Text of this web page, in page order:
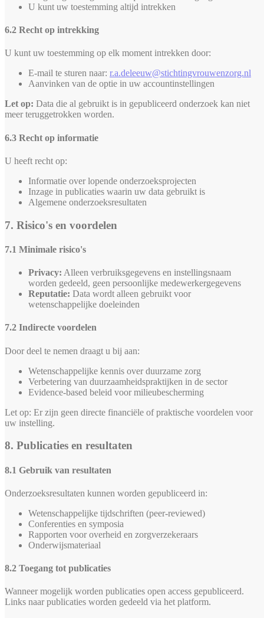
U kunt uw toestemming altijd intrekken
6.2 Recht op intrekking
U kunt uw toestemming op elk moment intrekken door:
E-mail te sturen naar: r.a.deleeuw@stichtingvrouwenzorg.nl
Aanvinken van de optie in uw accountinstellingen
Let op: Data die al gebruikt is in gepubliceerd onderzoek kan niet
meer teruggetrokken worden.
6.3 Recht op informatie
U heeft recht op:
Informatie over lopende onderzoeksprojecten
Inzage in publicaties waarin uw data gebruikt is
Algemene onderzoeksresultaten
7. Risico's en voordelen
7.1 Minimale risico's
Privacy: Alleen verbruiksgegevens en instellingsnaam
worden gedeeld, geen persoonlijke medewerkergegevens
Reputatie: Data wordt alleen gebruikt voor
wetenschappelijke doeleinden
7.2 Indirecte voordelen
Door deel te nemen draagt u bij aan:
Wetenschappelijke kennis over duurzame zorg
Verbetering van duurzaamheidspraktijken in de sector
Evidence-based beleid voor milieubescherming
Let op: Er zijn geen directe financiële of praktische voordelen voor
uw instelling.
8. Publicaties en resultaten
8.1 Gebruik van resultaten
Onderzoeksresultaten kunnen worden gepubliceerd in:
Wetenschappelijke tijdschriften (peer-reviewed)
Conferenties en symposia
Rapporten voor overheid en zorgverzekeraars
Onderwijsmateriaal
8.2 Toegang tot publicaties
Wanneer mogelijk worden publicaties open access gepubliceerd.
Links naar publicaties worden gedeeld via het platform.